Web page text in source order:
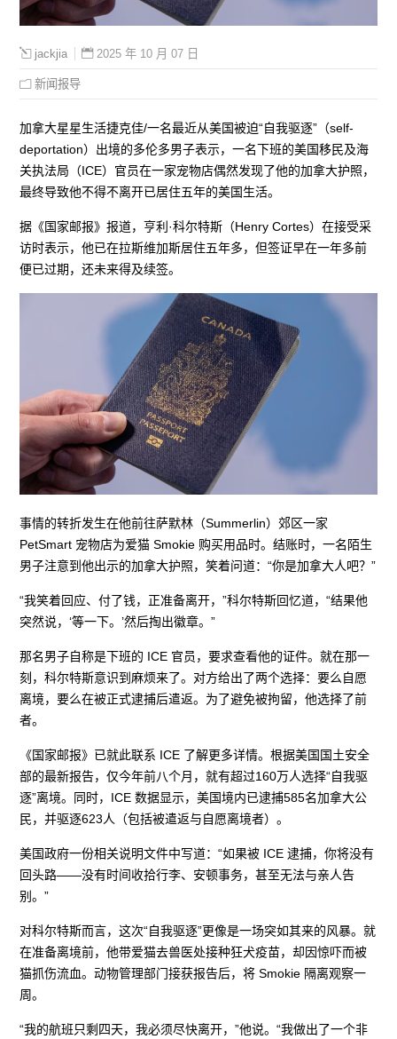
jackjia 2025 年 10 月 07 日
新闻报导
加拿大星星生活捷克佳/一名最近从美国被迫“自我驱逐”（self-
deportation）出境的多伦多男子表示，一名下班的美国移民及海
关执法局（ICE）官员在一家宠物店偶然发现了他的加拿大护照，
最终导致他不得不离开已居住五年的美国生活。
据《国家邮报》报道，亨利·科尔特斯（Henry Cortes）在接受采
访时表示，他已在拉斯维加斯居住五年多，但签证早在一年多前
便已过期，还未来得及续签。
事情的转折发生在他前往萨默林（Summerlin）郊区一家
PetSmart 宠物店为爱猫 Smokie 购买用品时。结账时，一名陌生
男子注意到他出示的加拿大护照，笑着问道：“你是加拿大人吧？”
“我笑着回应、付了钱，正准备离开，”科尔特斯回忆道，“结果他
突然说，‘等一下。’然后掏出徽章。”
那名男子自称是下班的 ICE 官员，要求查看他的证件。就在那一
刻，科尔特斯意识到麻烦来了。对方给出了两个选择：要么自愿
离境，要么在被正式逮捕后遣返。为了避免被拘留，他选择了前
者。
《国家邮报》已就此联系 ICE 了解更多详情。根据美国国土安全
部的最新报告，仅今年前八个月，就有超过160万人选择“自我驱
逐”离境。同时，ICE 数据显示，美国境内已逮捕585名加拿大公
民，并驱逐623人（包括被遣返与自愿离境者）。
美国政府一份相关说明文件中写道：“如果被 ICE 逮捕，你将没有
回头路——没有时间收拾行李、安顿事务，甚至无法与亲人告
别。”
对科尔特斯而言，这次“自我驱逐”更像是一场突如其来的风暴。就
在准备离境前，他带爱猫去兽医处接种狂犬疫苗，却因惊吓而被
猫抓伤流血。动物管理部门接获报告后，将 Smokie 隔离观察一
周。
“我的航班只剩四天，我必须尽快离开，”他说。“我做出了一个非